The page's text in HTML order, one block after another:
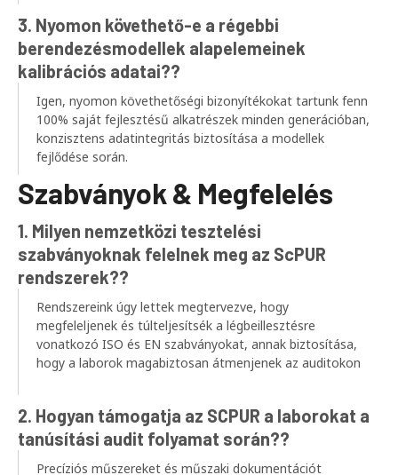
3. Nyomon követhető-e a régebbi
berendezésmodellek alapelemeinek
kalibrációs adatai??
Igen, nyomon követhetőségi bizonyítékokat tartunk fenn
100% saját fejlesztésű alkatrészek minden generációban,
konzisztens adatintegritás biztosítása a modellek
fejlődése során.
Szabványok & Megfelelés
1. Milyen nemzetközi tesztelési
szabványoknak felelnek meg az ScPUR
rendszerek??
Rendszereink úgy lettek megtervezve, hogy
megfeleljenek és túlteljesítsék a légbeillesztésre
vonatkozó ISO és EN szabványokat, annak biztosítása,
hogy a laborok magabiztosan átmenjenek az auditokon
2. Hogyan támogatja az SCPUR a laborokat a
tanúsítási audit folyamat során??
Precíziós műszereket és műszaki dokumentációt